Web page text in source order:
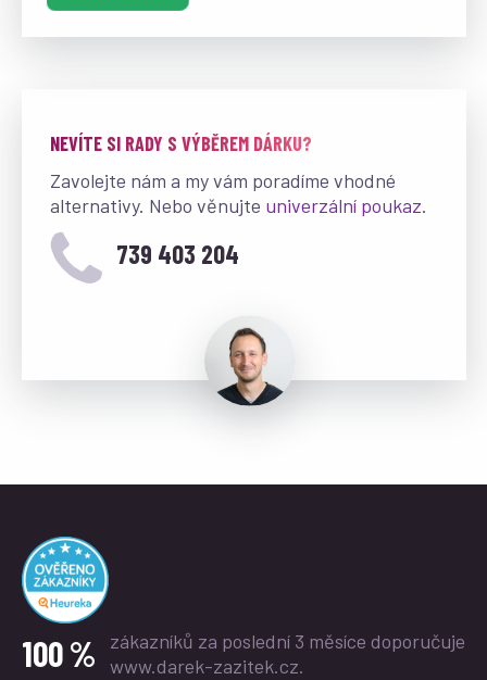
NEVÍTE SI RADY S VÝBĚREM DÁRKU?
Zavolejte nám a my vám poradíme vhodné
alternativy. Nebo věnujte univerzální poukaz.
739 403 204
100 % zákazníků za poslední 3 měsíce doporučuje
www.darek-zazitek.cz.